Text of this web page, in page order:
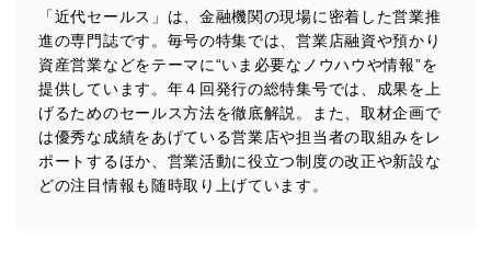
当社は、個人情報に関連する法令、国が定める指針及び
その他の規範を遵守します。また、当社の管理の仕組み
に、これらの法令及びその他の規範を常に適合させま
す。
個人情報の安全管理措置
当社は、個人情報の正確性及び安全性を確保するため
に、下記セキュリティ対策をはじめとする安全対策を実
「近代セールス」は、金融機関の現場に密着した営業推
進の専門誌です。毎号の特集では、営業店融資や預かり
資産営業などをテーマに“いま必要なノウハウや情報”を
提供しています。年４回発行の総特集号では、成果を上
げるためのセールス方法を徹底解説。また、取材企画で
は優秀な成績をあげている営業店や担当者の取組みをレ
ポートするほか、営業活動に役立つ制度の改正や新設な
どの注目情報も随時取り上げています。